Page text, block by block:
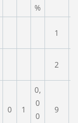
%
1
2
0 1
0,
0
0
9